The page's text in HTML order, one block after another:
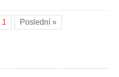
1 Poslední »